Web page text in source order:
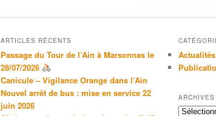
ARTICLES RÉCENTS
Passage du Tour de l’Ain à Marsonnas le
28/07/2026
Canicule – Vigilance Orange dans l’Ain
Nouvel arrêt de bus : mise en service 22
juin 2026
Actualités
ARCHIVES
Archives